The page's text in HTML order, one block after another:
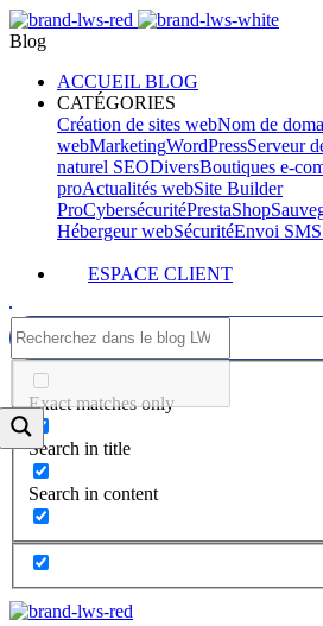
Blog
ACCUEIL BLOG
CATÉGORIES
Création de sites webNom de
webMarketingWordPressServeur
naturel SEODiversBoutiques e-
proActualités webSite Builder
ProCybersécuritéPrestaShop
Hébergeur webSécuritéEnvoi
ESPACE CLIENT
Exact matches only
Search in title
Search in content